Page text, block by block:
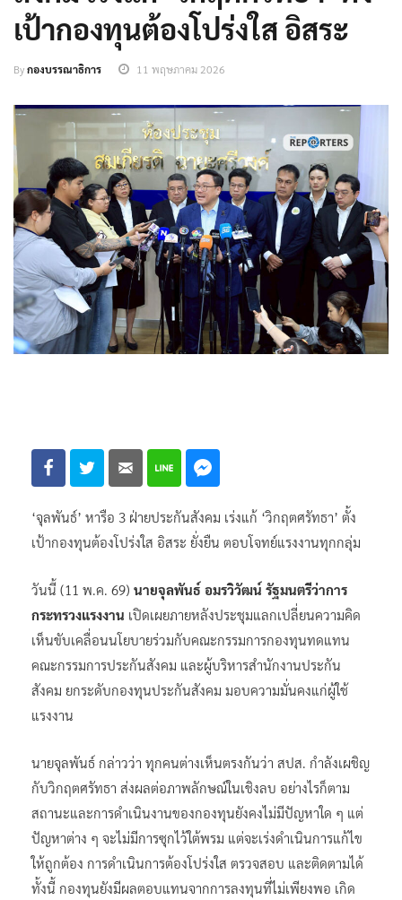
เป้ากองทุนต้องโปร่งใส อิสระ
Byกองบรรณาธิการ 11 พฤษภาคม 2026
‘จุลพันธ์’ หารือ 3 ฝ่ายประกันสังคม เร่งแก้ ‘วิกฤตศรัทธา’ ตั้ง
เป้ากองทุนต้องโปร่งใส อิสระ ยั่งยืน ตอบโจทย์แรงงานทุกกลุ่ม
วันนี้ (11 พ.ค. 69) นายจุลพันธ์ อมรวิวัฒน์ รัฐมนตรีว่าการ
กระทรวงแรงงาน เปิดเผยภายหลังประชุมแลกเปลี่ยนความคิด
เห็นขับเคลื่อนนโยบายร่วมกับคณะกรรมการกองทุนทดแทน
คณะกรรมการประกันสังคม และผู้บริหารสำนักงานประกัน
สังคม ยกระดับกองทุนประกันสังคม มอบความมั่นคงแก่ผู้ใช้
แรงงาน
นายจุลพันธ์ กล่าวว่า ทุกคนต่างเห็นตรงกันว่า สปส. กำลังเผชิญ
กับวิกฤตศรัทธา ส่งผลต่อภาพลักษณ์ในเชิงลบ อย่างไรก็ตาม
สถานะและการดำเนินงานของกองทุนยังคงไม่มีปัญหาใด ๆ แต่
ปัญหาต่าง ๆ จะไม่มีการซุกไว้ใต้พรม แต่จะเร่งดำเนินการแก้ไข
ให้ถูกต้อง การดำเนินการต้องโปร่งใส ตรวจสอบ และติดตามได้
ทั้งนี้ กองทุนยังมีผลตอบแทนจากการลงทุนที่ไม่เพียงพอ เกิด